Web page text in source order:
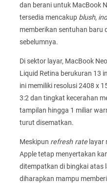
dan berani untuk MacBook
tersedia mencakup blush,
memberikan sentuhan baru
sebelumnya.
Di sektor layar, MacBook
Liquid Retina berukuran 13
ini memiliki resolusi 2408 x
3:2 dan tingkat kecerahan
tampilan hingga 1 miliar
turut disematkan.
Meskipun refresh ratelayar
Apple tetap menyertakan
ditempatkan di bingkai atas
diharapkan mampu